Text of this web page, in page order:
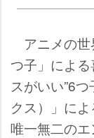
アニメの世
つ子」によ
スがいい”6
クス）」に
唯一無二の